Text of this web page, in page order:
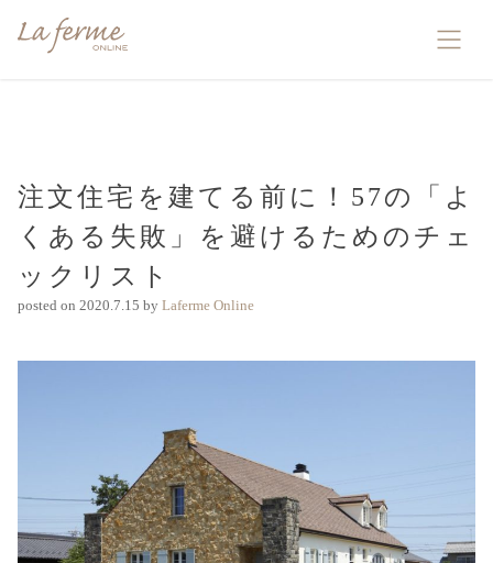
注文住宅を建てる前に！57の「よ
くある失敗」を避けるためのチェ
ックリスト
posted on 2020.7.15 by Laferme Online